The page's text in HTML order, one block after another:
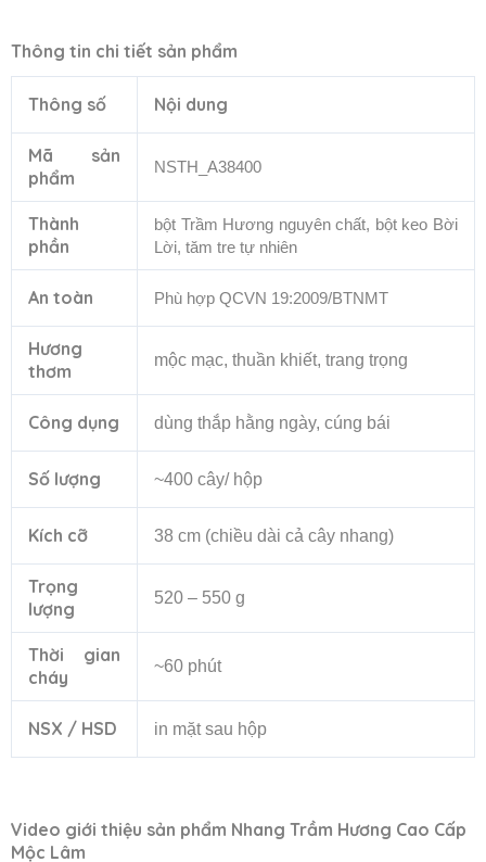
Thông tin chi tiết sản phẩm
Thông số Nội dung
Mã sản
phẩm
NSTH_A38400
Thành
phần
bột Trầm Hương nguyên chất, bột keo Bời
Lời, tăm tre tự nhiên
An toàn Phù hợp QCVN 19:2009/BTNMT
Hương
thơm
mộc mạc, thuần khiết, trang trọng
Công dụng dùng thắp hằng ngày, cúng bái
Số lượng ~400 cây/ hộp
Kích cỡ 38 cm (chiều dài cả cây nhang)
Trọng
lượng
520 – 550 g
Thời gian
cháy
~60 phút
NSX / HSD in mặt sau hộp
Video giới thiệu sản phẩm Nhang Trầm Hương Cao Cấp
Mộc Lâm